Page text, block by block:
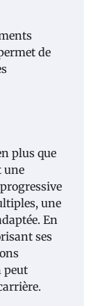
de
plus que
une
une
En
ses
peut